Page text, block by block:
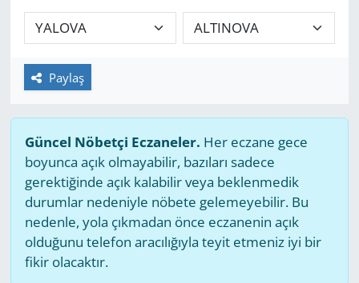
Paylaş
Güncel Nöbetçi Eczaneler. Her eczane gece
boyunca açık olmayabilir, bazıları sadece
gerektiğinde açık kalabilir veya beklenmedik
durumlar nedeniyle nöbete gelemeyebilir. Bu
nedenle, yola çıkmadan önce eczanenin açık
olduğunu telefon aracılığıyla teyit etmeniz iyi bir
fikir olacaktır.
GÜNDEM
HABERDE İNSAN
MAGAZİN
POLİTİKA
RESMİ İLANLAR
SAĞLIK